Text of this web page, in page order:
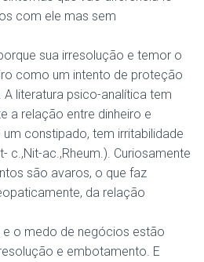
com ele mas sem
sua irresolução e temor o
como um intento de proteção
literatura psico-analítica tem
a relação entre dinheiro e
constipado, tem irritabilidade
c.,Nit-ac.,Rheum.). Curiosamente
são avaros, o que faz
da relação
o medo de negócios estão
e embotamento. E